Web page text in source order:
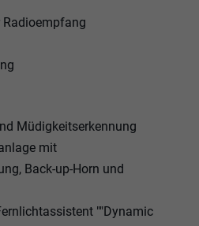
Radioempfang
Müdigkeitserkennung
mit
Back-up-Horn und
""Dynamic